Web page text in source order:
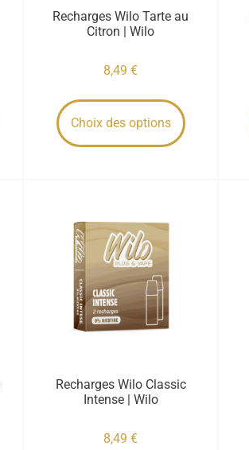
Recharges Wilo Tarte au
Citron | Wilo
8,49€
Choix des options
Recharges Wilo Classic
Intense | Wilo
8,49€